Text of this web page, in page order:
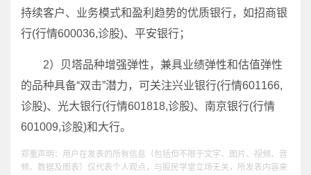
持续客户、业务模式和盈利趋势的优质银行，如招商银
行(行情600036,诊股)、平安银行；
2）贝塔品种增强弹性，兼具业绩弹性和估值弹性
的品种具备“双击”潜力，可关注兴业银行(行情601166,
诊股)、光大银行(行情601818,诊股)、南京银行(行情
601009,诊股)和大行。
郑重声明：用户在发表的所有信息（包括但不限于文字、图片、视频、音
频、数据及图表）仅代表个人观点，与股民学堂立场无关，所发表内容来